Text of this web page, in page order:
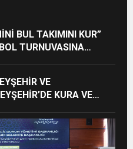
BUL TAKIMINI KUR”
TURNUVASINA
VE
KURA VE
5 BİN
TEMELİ ATILDI